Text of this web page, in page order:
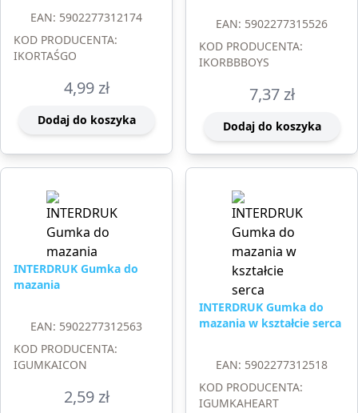
EAN: 5902277312174
KOD PRODUCENTA:
IKORTAŚGO
4,99zł
Dodaj do koszyka
EAN: 5902277315526
KOD PRODUCENTA:
IKORBBBOYS
7,37zł
Dodaj do koszyka
INTERDRUK Gumka do
mazania
EAN: 5902277312563
KOD PRODUCENTA:
IGUMKAICON
2,59zł
INTERDRUK Gumka do
mazania w kształcie serca
EAN: 5902277312518
KOD PRODUCENTA:
IGUMKAHEART